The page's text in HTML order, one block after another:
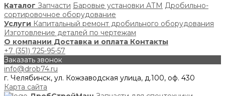
Каталог Запчасти Баровые установки АТМ Дробильно-
сортировочное оборудование
Услуги Капитальный ремонт дробильного оборудования
Изготовление деталей по чертежам
О компании Доставка и оплата Контакты
+7 (351) 725-95-57
Заказать звонок
info@drob74.ru
г. Челябинск, ул. Кожзаводская улица, д.100, оф. 430
Карта сайта